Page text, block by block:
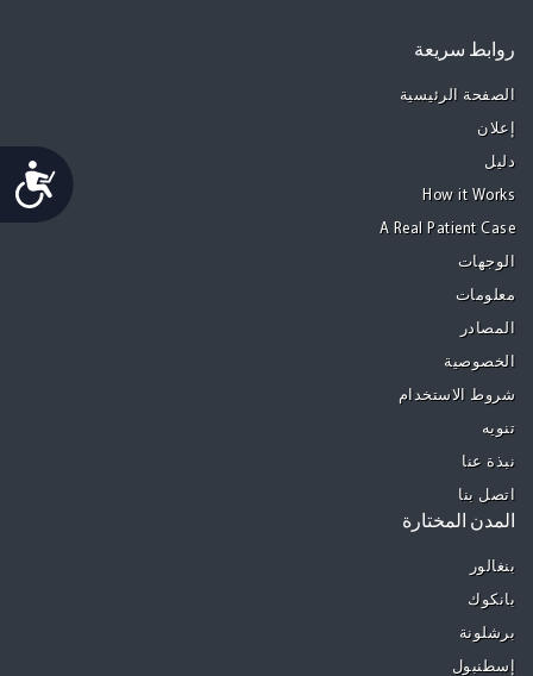
Accessibility
روابط سريعة
الصفحة الرئيسية
إعلان
دليل
How it Works
A Real Patient Case
الوجهات
معلومات
المصادر
الخصوصية
شروط الاستخدام
تنويه
نبذة عنا
اتصل بنا
المدن المختارة
بنغالور
بانكوك
برشلونة
إسطنبول